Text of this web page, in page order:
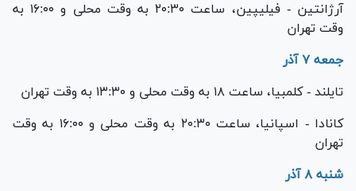
آرژانتین - فیلیپین، ساعت ۲۰:۳۰ به وقت محلی و ۱۶:۰۰ به
وقت تهران
جمعه ۷ آذر
تایلند - کلمبیا، ساعت ۱۸ به وقت محلی و ۱۳:۳۰ به وقت تهران
کانادا - اسپانیا، ساعت ۲۰:۳۰ به وقت محلی و ۱۶:۰۰ به وقت
تهران
شنبه ۸ آذر